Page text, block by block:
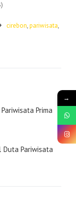
cirebon,pariwisata,
Prima
Duta Pariwisata
→